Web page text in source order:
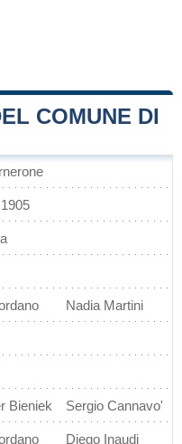
COMUNE DI
Nadia Martini
Bieniek Sergio Cannavo'
Diego Inaudi